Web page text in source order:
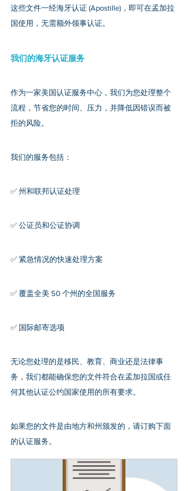
这些文件一经海牙认证 (Apostille)，即可在孟加拉
国使用，无需额外领事认证。
我们的海牙认证服务
作为一家美国认证服务中心，我们为您处理整个
流程，节省您的时间、压力，并降低因错误而被
拒的风险。
我们的服务包括：
✅ 州和联邦认证处理
✅ 公证员和公证协调
✅ 紧急情况的快速处理方案
✅ 覆盖全美 50 个州的全国服务
✅ 国际邮寄选项
无论您处理的是移民、教育、商业还是法律事
务，我们都能确保您的文件符合在孟加拉国或任
何其他认证公约国家使用的所有要求。
如果您的文件是由地方和州颁发的，请订购下面
的认证服务。